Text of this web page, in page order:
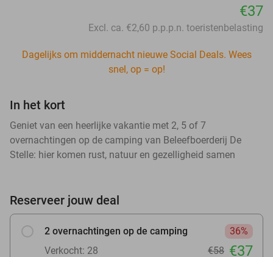
€37
Excl. ca. €2,60 p.p.p.n. toeristenbelasting
Dagelijks om middernacht nieuwe Social Deals. Wees
snel, op = op!
In het kort
Geniet van een heerlijke vakantie met 2, 5 of 7
overnachtingen op de camping van Beleefboerderij De
Stelle: hier komen rust, natuur en gezelligheid samen
Reserveer jouw deal
2 overnachtingen op de camping
36%
Verkocht: 28
€58 €37